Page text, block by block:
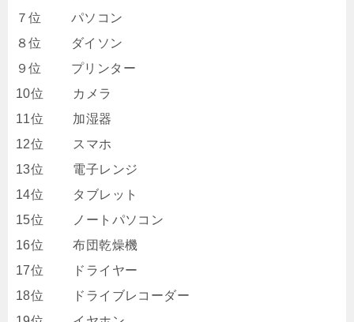
７位 パソコン
８位 ダイソン
９位 プリンター
10位 カメラ
11位 加湿器
12位 スマホ
13位 電子レンジ
14位 タブレット
15位 ノートパソコン
16位 布団乾燥機
17位 ドライヤー
18位 ドライブレコーダー